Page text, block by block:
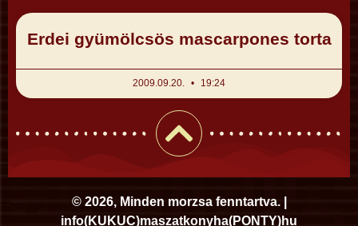
Erdei gyümölcsös mascarpones torta
2009.09.20. 19:24
© 2026, Minden morzsa fenntartva. |
info(KUKUC)maszatkonyha(PONTY)hu